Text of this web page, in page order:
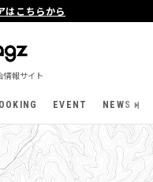
こちらから
情報サイト
EVENT NEWS